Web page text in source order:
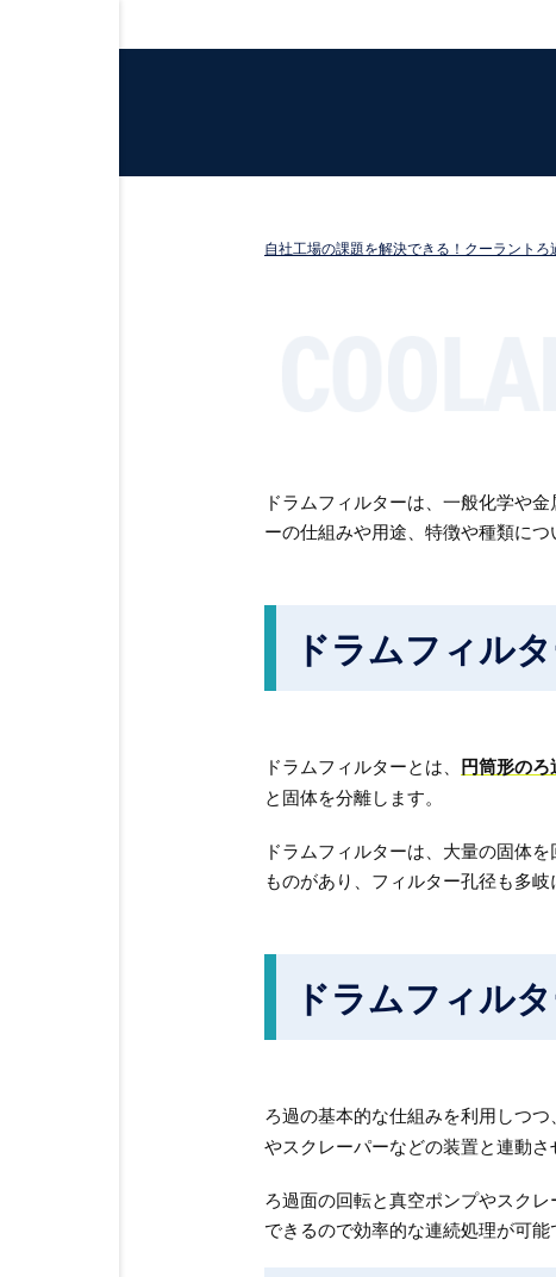
自社工場の課題を解決できる！クーラントろ
ドラムフィルターは、一般化学や
ーの仕組みや用途、特徴や種類につ
ドラムフィル
ドラムフィルターとは、 円筒形の
と固体を分離します。
ドラムフィルターは、大量の固体
ものがあり、フィルター孔径も多
ドラムフィル
ろ過の基本的な仕組みを利用しつつ、
やスクレーパーなどの装置と連動
ろ過面の回転と真空ポンプやスク
できるので効率的な連続処理が可能